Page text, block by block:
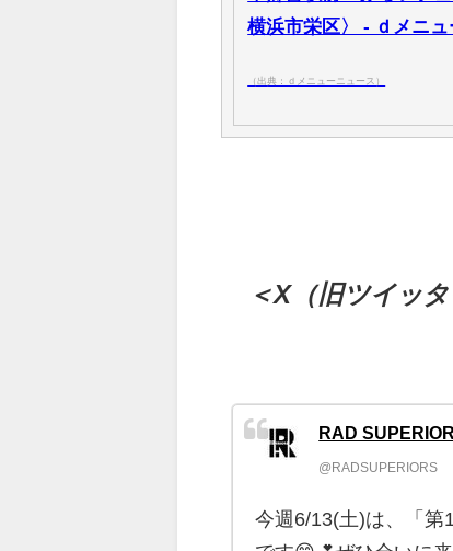
横浜市栄区〉 - ｄメニュ
（出典：ｄメニューニュース）
＜X（旧ツイッ
RAD
@RADSUPERIORS
今週6/13(土)は、「第